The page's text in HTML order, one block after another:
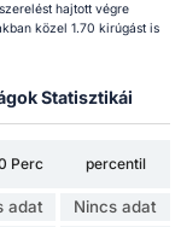
hajtott végre
közel 1.70 kirúgást is
Statisztikái
Perc percentil
adat Nincs adat